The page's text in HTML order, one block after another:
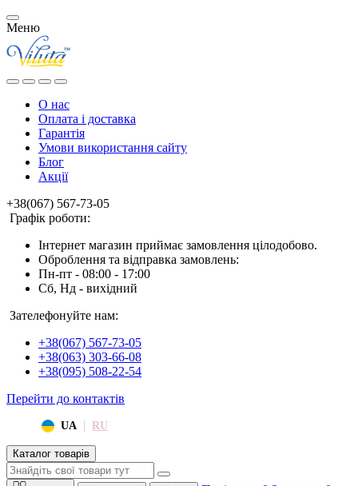
Меню
О нас
Оплата і доставка
Гарантія
Умови використання сайту
Блог
Акції
+38(067) 567-73-05
Графік роботи:
Інтернет магазин приймає замовлення цілодобово.
Оброблення та відправка замовлень:
Пн-пт - 08:00 - 17:00
Сб, Нд - вихідний
Зателефонуйте нам:
+38(067) 567-73-05
+38(063) 303-66-08
+38(095) 508-22-54
Перейти до контактів
UA | RU
Каталог товарів